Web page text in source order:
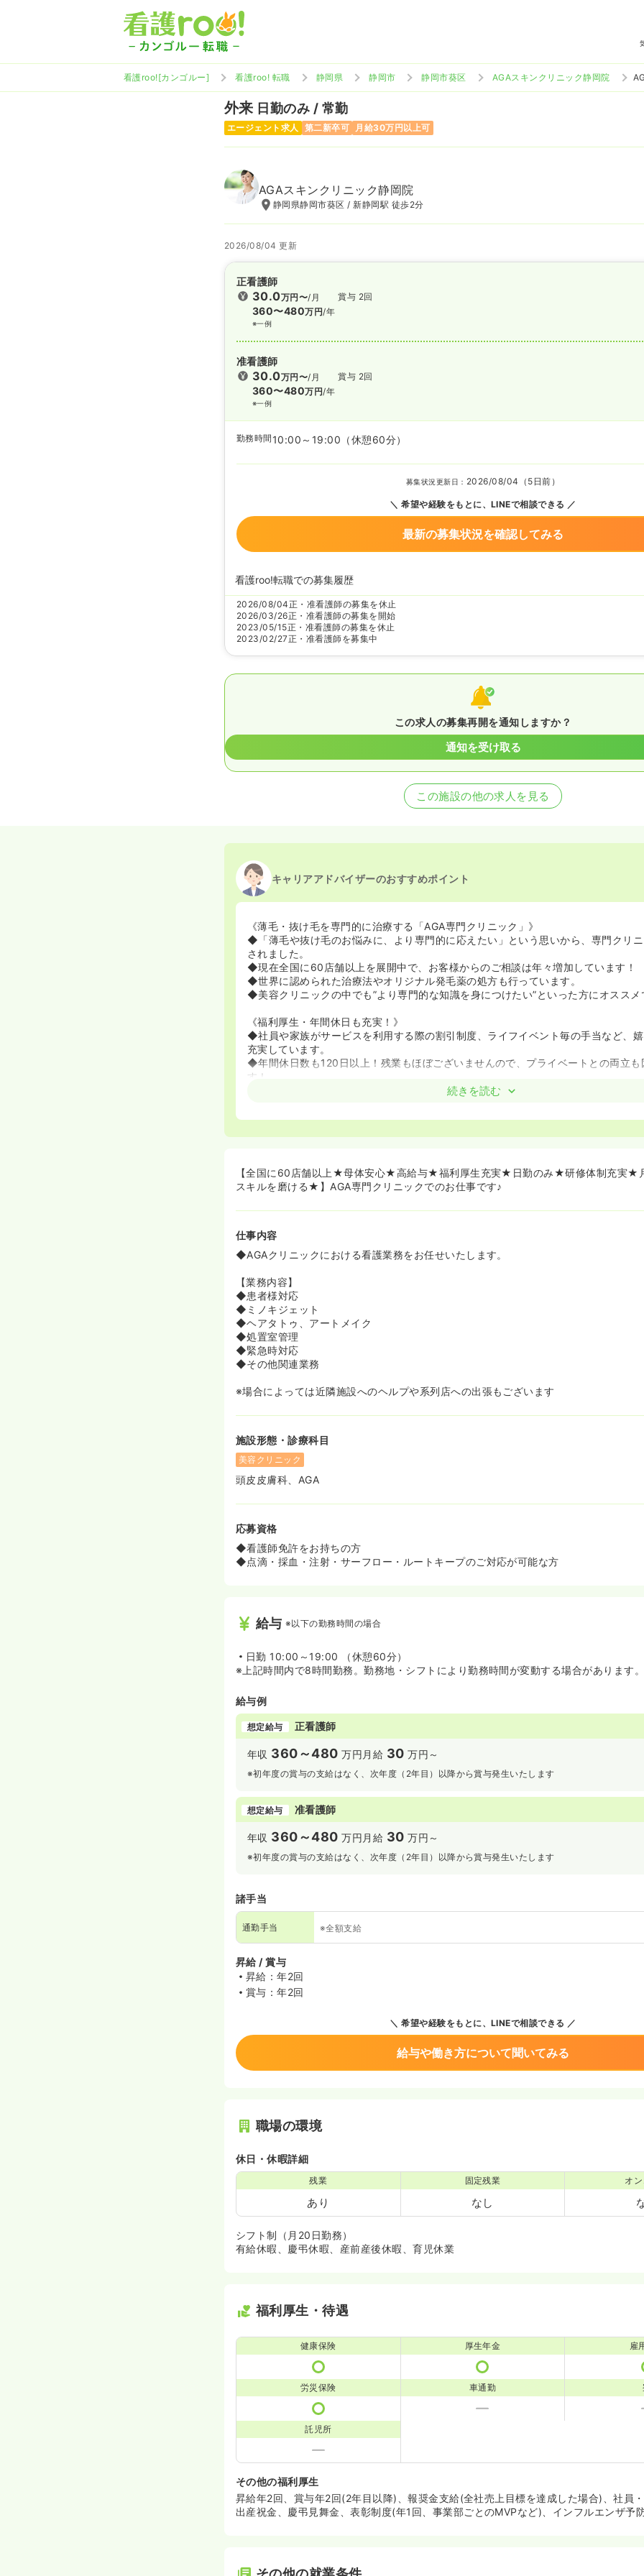
看護roo![カンゴルー] 看護roo! 転職 静岡県 静岡市 静岡市葵区 AGAスキンクリニック静岡院
外来 日勤のみ / 常勤
エージェント求人 第二新卒可 月給30万円以上可
AGAスキンクリニック静岡院
静岡県静岡市葵区 / 新静岡駅 徒歩2分
2026/08/04 更新
正看護師
30.0万円〜/月
360〜480万円/年
※一例
賞与 2回
准看護師
30.0万円〜/月
360〜480万円/年
※一例
賞与 2回
勤務時間 10:00～19:00 （休憩60分）
募集状況更新日： 2026/08/04（5日前）
希望や経験をもとに、LINEで相談できる
最新の募集状況を確認してみる
看護roo!転職での募集履歴
2026/08/04正・准看護師の募集を休止
2026/03/26正・准看護師の募集を開始
2023/05/15正・准看護師の募集を休止
2023/02/27正・准看護師を募集中
この求人の募集再開を通知しますか？
通知を受け取る
この施設の他の求人を見る
キャリアアドバイザーのおすすめポイント
《薄毛・抜け毛を専門的に治療する「AGA専門クリニック」》
◆「薄毛や抜け毛のお悩みに、より専門的に応えたい」という思いから、専門クリ
されました。
◆現在全国に60店舗以上を展開中で、お客様からのご相談は年々増加しています！
◆世界に認められた治療法やオリジナル発毛薬の処方も行っています。
◆美容クリニックの中でも”より専門的な知識を身につけたい”といった方にオススメ
《福利厚生・年間休日も充実！》
◆社員や家族がサービスを利用する際の割引制度、ライフイベント毎の手当など、
充実しています。
◆年間休日数も120日以上！残業もほぼございませんので、プライベートとの両立も
す！
続きを読む
【全国に60店舗以上★母体安心★高給与★福利厚生充実★日勤のみ★研修体制充実★
スキルを磨ける★】AGA専門クリニックでのお仕事です♪
仕事内容
◆AGAクリニックにおける看護業務をお任せいたします。
【業務内容】
◆患者様対応
◆ミノキジェット
◆ヘアタトゥ、アートメイク
◆処置室管理
◆緊急時対応
◆その他関連業務
※場合によっては近隣施設へのヘルプや系列店への出張もございます
施設形態・診療科目
美容クリニック
頭皮皮膚科、AGA
応募資格
◆看護師免許をお持ちの方
◆点滴・採血・注射・サーフロー・ルートキープのご対応が可能な方
給与 ※以下の勤務時間の場合
日勤 10:00～19:00 （休憩60分）
※上記時間内で8時間勤務。勤務地・シフトにより勤務時間が変動する場合があります
給与例
想定給与 正看護師
年収 360～480 万円 月給 30 万円～
※初年度の賞与の支給はなく、次年度（2年目）以降から賞与発生いたします
想定給与 准看護師
年収 360～480 万円 月給 30 万円～
※初年度の賞与の支給はなく、次年度（2年目）以降から賞与発生いたします
諸手当
通勤手当 ※全額支給
昇給 / 賞与
昇給：年2回
賞与：年2回
希望や経験をもとに、LINEで相談できる
給与や働き方について聞いてみる
職場の環境
休日・休暇詳細
残業
あり
固定残業
なし
オ
シフト制（月20日勤務）
有給休暇、慶弔休暇、産前産後休暇、育児休業
福利厚生・待遇
健康保険 厚生年金 雇
労災保険 車通勤
託児所
その他の福利厚生
昇給年2回、賞与年2回(2年目以降)、報奨金支給(全社売上目標を達成した場合)、社員
出産祝金、慶弔見舞金、表彰制度(年1回、事業部ごとのMVPなど)、インフルエンザ予